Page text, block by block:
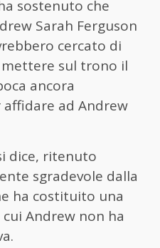
sostenuto che
Sarah Ferguson
cercato di
sul trono il
ancora
ad Andrew
dice, ritenuto
sgradevole dalla
ha costituito una
Andrew non ha